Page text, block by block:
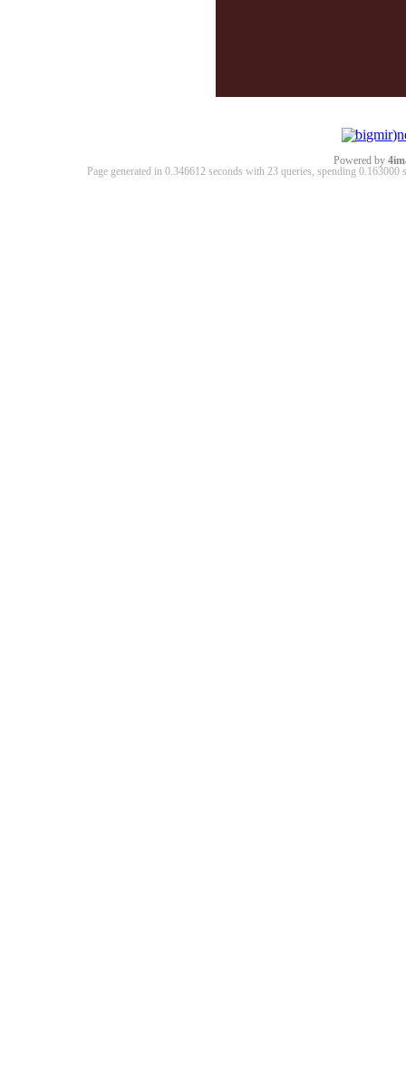
Powered by
Page generated in 0.346612 seconds with 23 queries, spending